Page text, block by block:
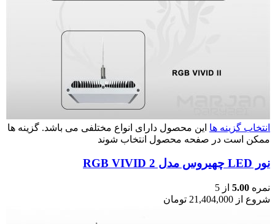
انتخاب گزینه ها این محصول دارای انواع مختلفی می باشد. گزینه ها
ممکن است در صفحه محصول انتخاب شوند
نور LED چهیروس مدل RGB VIVID 2
نمره 5.00 از 5
شروع از 21,404,000 تومان